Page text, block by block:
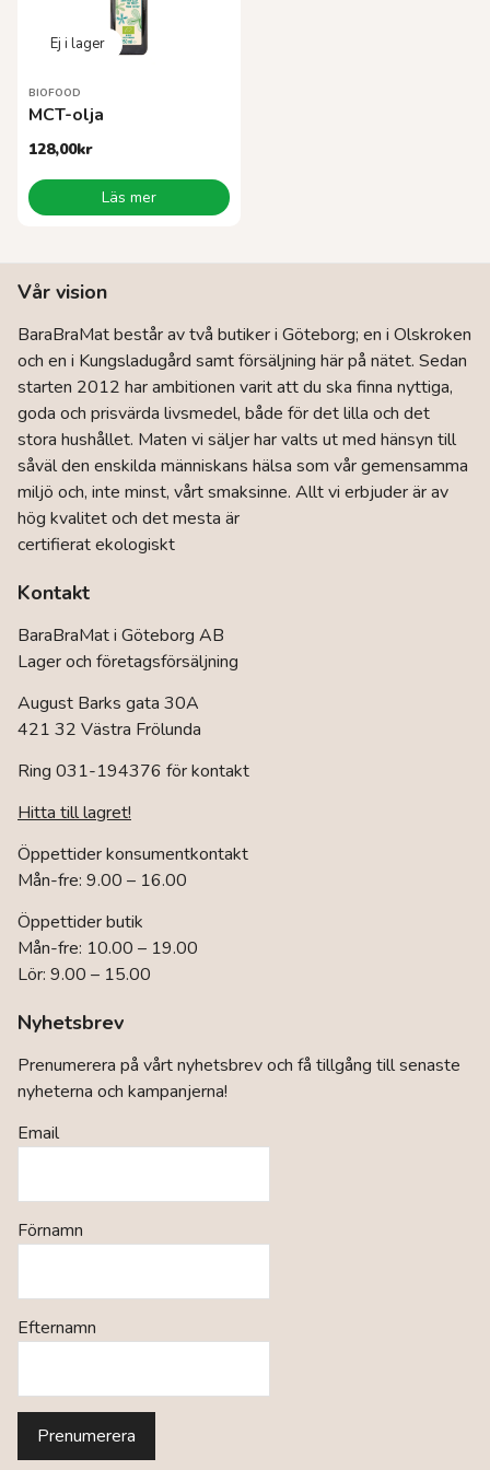
BIOFOOD
MCT-olja
128,00kr
Läs mer
Vår vision
BaraBraMat består av två butiker i Göteborg; en i Olskroken
och en i Kungsladugård samt försäljning här på nätet. Sedan
starten 2012 har ambitionen varit att du ska finna nyttiga,
goda och prisvärda livsmedel, både för det lilla och det
stora hushållet. Maten vi säljer har valts ut med hänsyn till
såväl den enskilda människans hälsa som vår gemensamma
miljö och, inte minst, vårt smaksinne. Allt vi erbjuder är av
hög kvalitet och det mesta är
certifierat ekologiskt
Kontakt
BaraBraMat i Göteborg AB
Lager och företagsförsäljning
August Barks gata 30A
421 32 Västra Frölunda
Ring 031-194376 för kontakt
Hitta till lagret!
Öppettider konsumentkontakt
Mån-fre: 9.00 – 16.00
Öppettider butik
Mån-fre: 10.00 – 19.00
Lör: 9.00 – 15.00
Nyhetsbrev
Prenumerera på vårt nyhetsbrev och få tillgång till senaste
nyheterna och kampanjerna!
Email
Förnamn
Efternamn